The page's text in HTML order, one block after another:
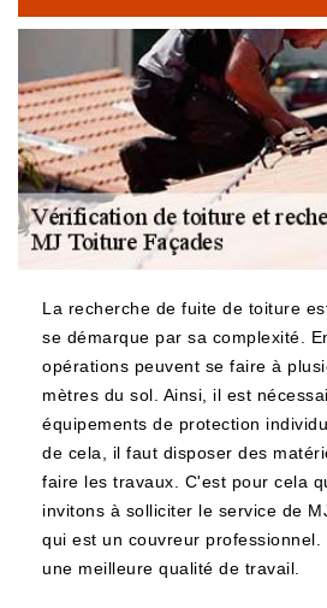
La recherche de fuite de toiture
se démarque par sa complexité.
opérations peuvent se faire à
mètres du sol. Ainsi, il est
équipements de protection
de cela, il faut disposer des
faire les travaux. C'est pour cela
invitons à solliciter le service de
qui est un couvreur
une meilleure qualité de travail.